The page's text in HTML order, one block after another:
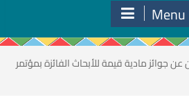
Menu
جوائز مادية قيمة للأبحاث الفائزة بمؤتمر